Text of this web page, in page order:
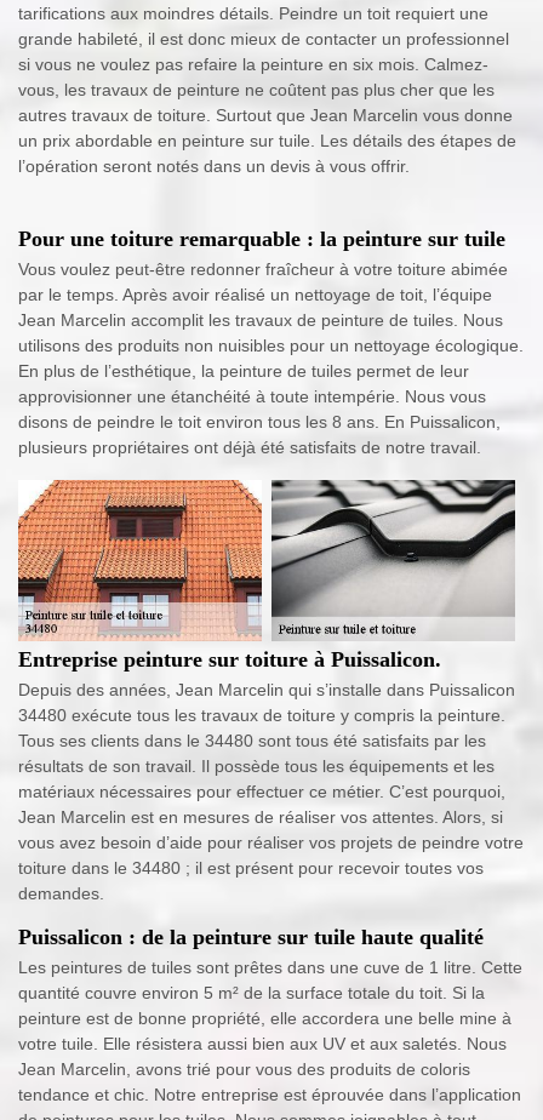
tarifications aux moindres détails. Peindre un toit requiert une
grande habileté, il est donc mieux de contacter un professionnel
si vous ne voulez pas refaire la peinture en six mois. Calmez-
vous, les travaux de peinture ne coûtent pas plus cher que les
autres travaux de toiture. Surtout que Jean Marcelin vous donne
un prix abordable en peinture sur tuile. Les détails des étapes de
l’opération seront notés dans un devis à vous offrir.
Pour une toiture remarquable : la peinture sur tuile
Vous voulez peut-être redonner fraîcheur à votre toiture abimée
par le temps. Après avoir réalisé un nettoyage de toit, l’équipe
Jean Marcelin accomplit les travaux de peinture de tuiles. Nous
utilisons des produits non nuisibles pour un nettoyage écologique.
En plus de l’esthétique, la peinture de tuiles permet de leur
approvisionner une étanchéité à toute intempérie. Nous vous
disons de peindre le toit environ tous les 8 ans. En Puissalicon,
plusieurs propriétaires ont déjà été satisfaits de notre travail.
Entreprise peinture sur toiture à Puissalicon.
Depuis des années, Jean Marcelin qui s’installe dans Puissalicon
34480 exécute tous les travaux de toiture y compris la peinture.
Tous ses clients dans le 34480 sont tous été satisfaits par les
résultats de son travail. Il possède tous les équipements et les
matériaux nécessaires pour effectuer ce métier. C’est pourquoi,
Jean Marcelin est en mesures de réaliser vos attentes. Alors, si
vous avez besoin d’aide pour réaliser vos projets de peindre votre
toiture dans le 34480 ; il est présent pour recevoir toutes vos
demandes.
Puissalicon : de la peinture sur tuile haute qualité
Les peintures de tuiles sont prêtes dans une cuve de 1 litre. Cette
quantité couvre environ 5 m² de la surface totale du toit. Si la
peinture est de bonne propriété, elle accordera une belle mine à
votre tuile. Elle résistera aussi bien aux UV et aux saletés. Nous
Jean Marcelin, avons trié pour vous des produits de coloris
tendance et chic. Notre entreprise est éprouvée dans l’application